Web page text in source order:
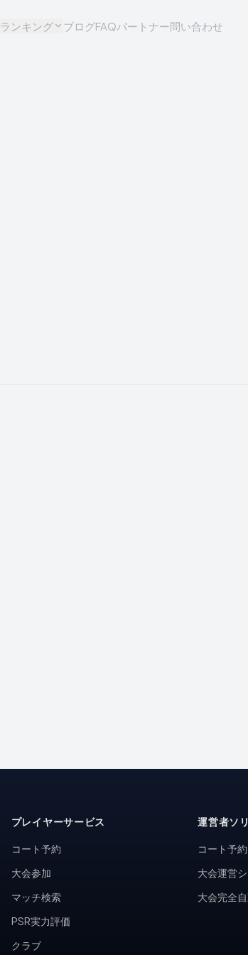
ランキング ブログFAQパートナー問い合わせ
プレイヤーサービス
コート予約
大会参加
マッチ検索
PSR実力評価
クラブ
運営者ソ
コート予
大会運営
大会完全